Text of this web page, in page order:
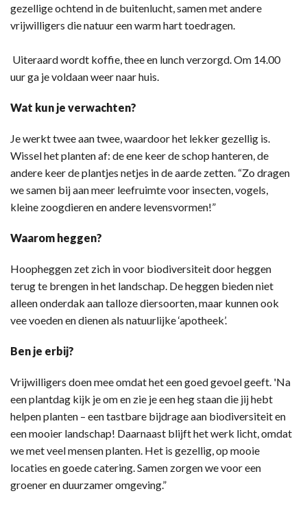
gezellige ochtend in de buitenlucht, samen met andere
vrijwilligers die natuur een warm hart toedragen.
Uiteraard wordt koffie, thee en lunch verzorgd. Om 14.00
uur ga je voldaan weer naar huis.
Wat kun je verwachten?
Je werkt twee aan twee, waardoor het lekker gezellig is.
Wissel het planten af: de ene keer de schop hanteren, de
andere keer de plantjes netjes in de aarde zetten. “Zo dragen
we samen bij aan meer leefruimte voor insecten, vogels,
kleine zoogdieren en andere levensvormen!”
Waarom heggen?
Hoopheggen zet zich in voor biodiversiteit door heggen
terug te brengen in het landschap. De heggen bieden niet
alleen onderdak aan talloze diersoorten, maar kunnen ook
vee voeden en dienen als natuurlijke ‘apotheek’.
Ben je erbij?
Vrijwilligers doen mee omdat het een goed gevoel geeft. 'Na
een plantdag kijk je om en zie je een heg staan die jij hebt
helpen planten – een tastbare bijdrage aan biodiversiteit en
een mooier landschap! Daarnaast blijft het werk licht, omdat
we met veel mensen planten. Het is gezellig, op mooie
locaties en goede catering. Samen zorgen we voor een
groener en duurzamer omgeving.”